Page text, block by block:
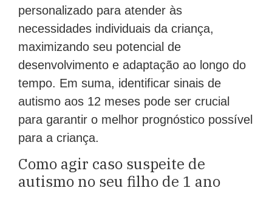
personalizado para atender às
necessidades individuais da criança,
maximizando seu potencial de
desenvolvimento e adaptação ao longo do
tempo. Em suma, identificar sinais de
autismo aos 12 meses pode ser crucial
para garantir o melhor prognóstico possível
para a criança.
Como agir caso suspeite de
autismo no seu filho de 1 ano